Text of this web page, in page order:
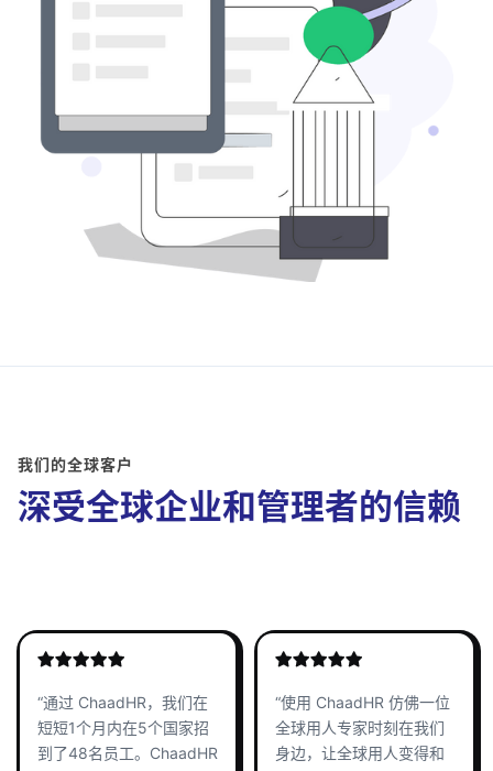
我们的全球客户
深受全球企业和管理者的信赖
“通过 ChaadHR，我们在
短短1个月内在5个国家招
到了48名员工。ChaadHR
“使用 ChaadHR 仿佛一位
全球用人专家时刻在我们
身边，让全球用人变得和